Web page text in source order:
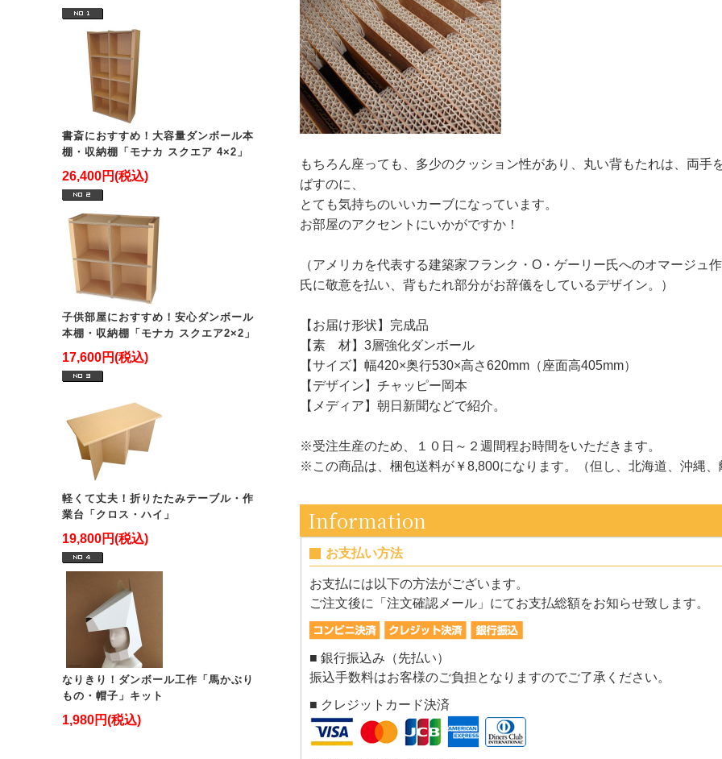
もちろん座っても、多少のクッション性があり、丸い背もたれは、両手
ばすのに、
とても気持ちのいいカーブになっています。
お部屋のアクセントにいかがですか！
（アメリカを代表する建築家フランク・O・ゲーリー氏へのオマージュ作
氏に敬意を払い、背もたれ部分がお辞儀をしているデザイン。）
【お届け形状】完成品
【素 材】3層強化ダンボール
【サイズ】幅420×奥行530×高さ620mm（座面高405mm）
【デザイン】チャッピー岡本
【メディア】朝日新聞などで紹介。
※受注生産のため、１０日～２週間程お時間をいただきます。
※この商品は、梱包送料が￥8,800になります。（但し、北海道、沖縄、
Information
お支払い方法
お支払には以下の方法がございます。
ご注文後に「注文確認メール」にてお支払総額をお知らせ致します。
■ 銀行振込み（先払い）
振込手数料はお客様のご負担となりますのでご了承ください。
■ クレジットカード決済
書斎におすすめ！大容量ダンボール本
棚・収納棚「モナカ スクエア 4×2」
26,400円(税込)
子供部屋におすすめ！安心ダンボール
本棚・収納棚「モナカ スクエア2×2」
17,600円(税込)
軽くて丈夫！折りたたみテーブル・作
業台「クロス・ハイ」
19,800円(税込)
なりきり！ダンボール工作「馬かぶり
もの・帽子」キット
1,980円(税込)